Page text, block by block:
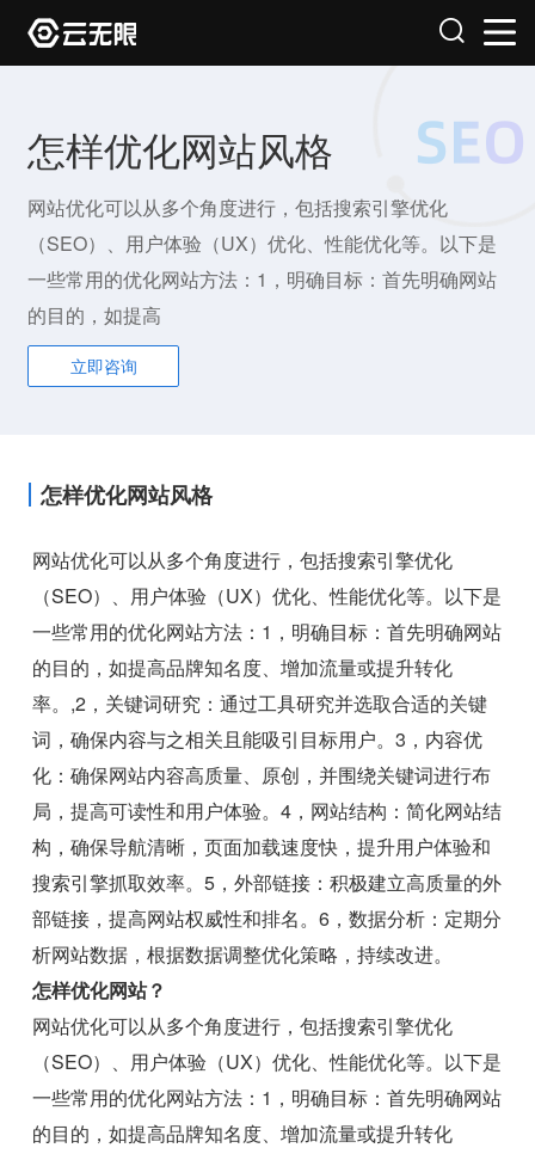
怎样优化网站风格
网站优化可以从多个角度进行，包括搜索引擎优化
（SEO）、用户体验（UX）优化、性能优化等。以下是
一些常用的优化网站方法：1，明确目标：首先明确网站
的目的，如提高
立即咨询
怎样优化网站风格
网站优化可以从多个角度进行，包括搜索引擎优化
（SEO）、用户体验（UX）优化、性能优化等。以下是
一些常用的优化网站方法：1，明确目标：首先明确网站
的目的，如提高品牌知名度、增加流量或提升转化
率。,2，关键词研究：通过工具研究并选取合适的关键
词，确保内容与之相关且能吸引目标用户。3，内容优
化：确保网站内容高质量、原创，并围绕关键词进行布
局，提高可读性和用户体验。4，网站结构：简化网站结
构，确保导航清晰，页面加载速度快，提升用户体验和
搜索引擎抓取效率。5，外部链接：积极建立高质量的外
部链接，提高网站权威性和排名。6，数据分析：定期分
析网站数据，根据数据调整优化策略，持续改进。
怎样优化网站？
网站优化可以从多个角度进行，包括搜索引擎优化
（SEO）、用户体验（UX）优化、性能优化等。以下是
一些常用的优化网站方法：1，明确目标：首先明确网站
的目的，如提高品牌知名度、增加流量或提升转化